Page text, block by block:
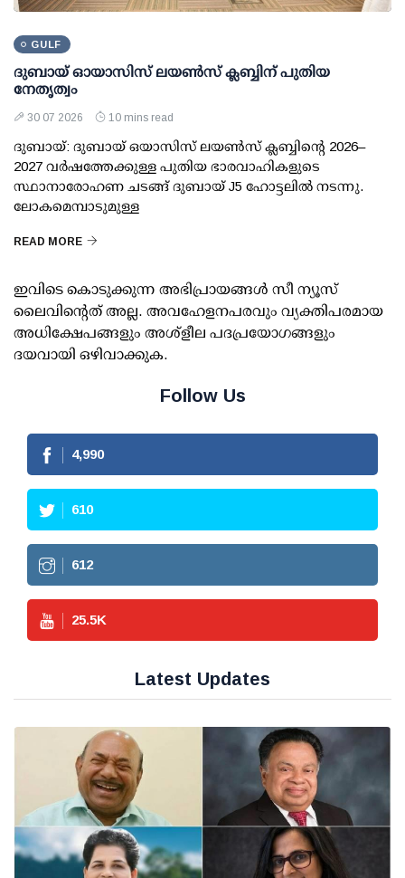
GULF
ദുബായ് ഓയാസിസ് ലയൺസ് ക്ലബ്ബിന് പുതിയ
നേതൃത്വം
30 07 2026 10 mins read
ദുബായ്: ദുബായ് ഒയാസിസ് ലയൺസ് ക്ലബ്ബിന്റെ 2026–
2027 വർഷത്തേക്കുള്ള പുതിയ ഭാരവാഹികളുടെ
സ്ഥാനാരോഹണ ചടങ്ങ് ദുബായ് J5 ഹോട്ടലിൽ നടന്നു.
ലോകമെമ്പാടുമുള്ള
READ MORE
ഇവിടെ കൊടുക്കുന്ന അഭിപ്രായങ്ങള്‍ സീ ന്യൂസ്
ലൈവിന്റെത് അല്ല. അവഹേളനപരവും വ്യക്തിപരമായ
അധിക്ഷേപങ്ങളും അശ്‌ളീല പദപ്രയോഗങ്ങളും
ദയവായി ഒഴിവാക്കുക.
Follow Us
4,990
610
612
25.5K
Latest Updates